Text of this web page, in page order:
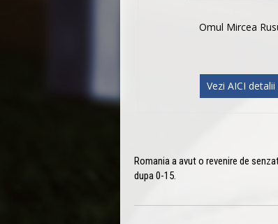
Omul Mircea
Vezi AICI detalii
Romania a avut o revenire de
dupa 0-15.